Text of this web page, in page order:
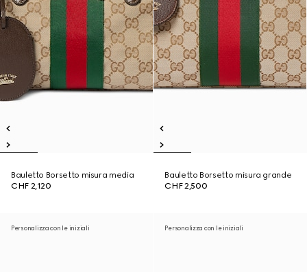
Bauletto Borsetto misura media
CHF 2,120
Bauletto Borsetto misura grande
CHF 2,500
Personalizza con le iniziali Personalizza con le iniziali